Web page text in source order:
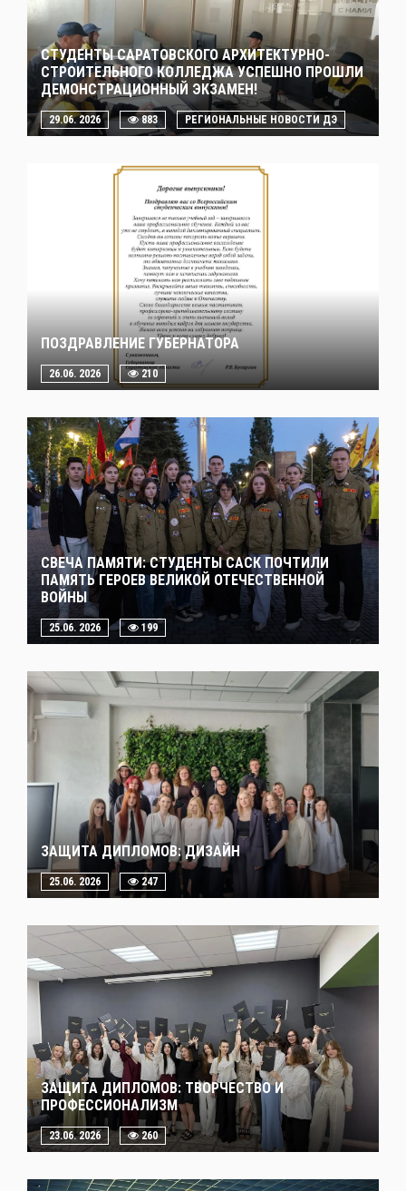
СТУДЕНТЫ САРАТОВСКОГО АРХИТЕКТУРНО-
СТРОИТЕЛЬНОГО КОЛЛЕДЖА УСПЕШНО ПРОШЛИ
ДЕМОНСТРАЦИОННЫЙ ЭКЗАМЕН!
29.06. 2026 883 РЕГИОНАЛЬНЫЕ НОВОСТИ ДЭ
ПОЗДРАВЛЕНИЕ ГУБЕРНАТОРА
26.06. 2026 210
СВЕЧА ПАМЯТИ: СТУДЕНТЫ САСК ПОЧТИЛИ
ПАМЯТЬ ГЕРОЕВ ВЕЛИКОЙ ОТЕЧЕСТВЕННОЙ
ВОЙНЫ
25.06. 2026 199
ЗАЩИТА ДИПЛОМОВ: ДИЗАЙН
25.06. 2026 247
ЗАЩИТА ДИПЛОМОВ: ТВОРЧЕСТВО И
ПРОФЕССИОНАЛИЗМ
23.06. 2026 260